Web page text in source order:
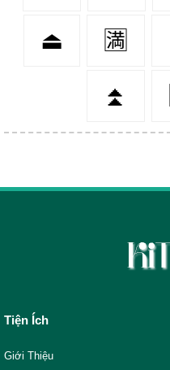
⏏ 🈵
⏫
Tiện Ích
Giới Thiệu